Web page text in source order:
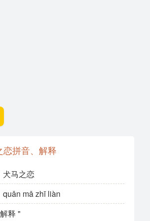
恋拼音、解释
犬马之恋
quǎn mǎ zhī liàn
释 "